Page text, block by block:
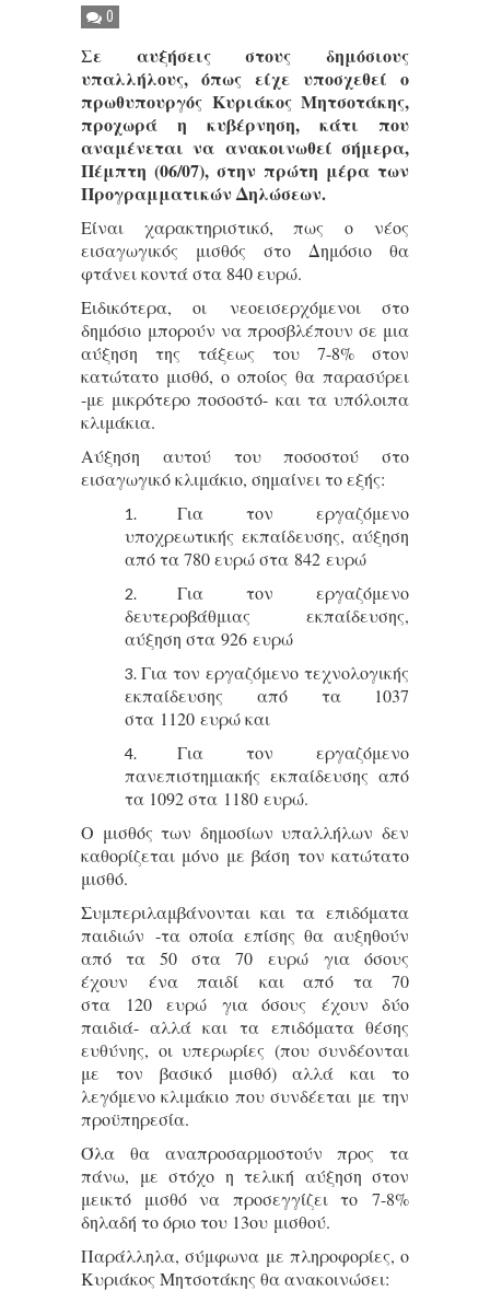
0
Σε αυξήσεις στους δημόσιους
υπαλλήλους, όπως είχε υποσχεθεί ο
πρωθυπουργός Κυριάκος Μητσοτάκης,
προχωρά η κυβέρνηση, κάτι που
αναμένεται να ανακοινωθεί σήμερα,
Πέμπτη (06/07), στην πρώτη μέρα των
Προγραμματικών Δηλώσεων.
Είναι χαρακτηριστικό, πως ο νέος
εισαγωγικός μισθός στο Δημόσιο θα
φτάνει κοντά στα 840 ευρώ.
Ειδικότερα, οι νεοεισερχόμενοι στο
δημόσιο μπορούν να προσβλέπουν σε μια
αύξηση της τάξεως του 7-8% στον
κατώτατο μισθό, ο οποίος θα παρασύρει
-με μικρότερο ποσοστό- και τα υπόλοιπα
κλιμάκια.
Αύξηση αυτού του ποσοστού στο
εισαγωγικό κλιμάκιο, σημαίνει το εξής:
Για τον εργαζόμενο
υποχρεωτικής εκπαίδευσης, αύξηση
από τα 780 ευρώ στα 842 ευρώ
Για τον εργαζόμενο
δευτεροβάθμιας εκπαίδευσης,
αύξηση στα 926 ευρώ
Για τον εργαζόμενο τεχνολογικής
εκπαίδευσης από τα 1037
στα 1120 ευρώ και
Για τον εργαζόμενο
πανεπιστημιακής εκπαίδευσης από
τα 1092 στα 1180 ευρώ.
Ο μισθός των δημοσίων υπαλλήλων δεν
καθορίζεται μόνο με βάση τον κατώτατο
μισθό.
Συμπεριλαμβάνονται και τα επιδόματα
παιδιών -τα οποία επίσης θα αυξηθούν
από τα 50 στα 70 ευρώ για όσους
έχουν ένα παιδί και από τα 70
στα 120 ευρώ για όσους έχουν δύο
παιδιά- αλλά και τα επιδόματα θέσης
ευθύνης, οι υπερωρίες (που συνδέονται
με τον βασικό μισθό) αλλά και το
λεγόμενο κλιμάκιο που συνδέεται με την
προϋπηρεσία.
Όλα θα αναπροσαρμοστούν προς τα
πάνω, με στόχο η τελική αύξηση στον
μεικτό μισθό να προσεγγίζει το 7-8%
δηλαδή το όριο του 13ου μισθού.
Παράλληλα, σύμφωνα με πληροφορίες, ο
Κυριάκος Μητσοτάκης θα ανακοινώσει: